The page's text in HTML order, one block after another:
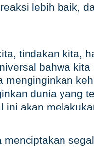
lebih baik,
tindakan kita,
bahwa
menginginkan
dunia yang
ini akan
menciptakan